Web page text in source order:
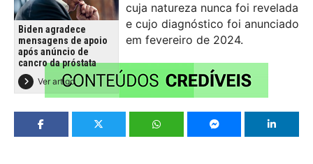
Biden agradece
mensagens de apoio
após anúncio de
cancro da próstata
Ver artigo
cuja natureza nunca foi revelada
e cujo diagnóstico foi anunciado
em fevereiro de 2024.